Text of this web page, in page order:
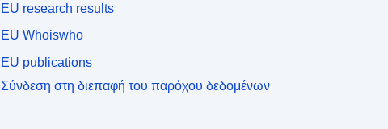
EU research results
EU Whoiswho
EU publications
Σύνδεση στη διεπαφή του παρόχου δεδομένων